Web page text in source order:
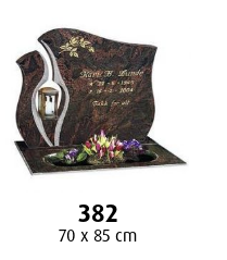
382
70 x 85 cm